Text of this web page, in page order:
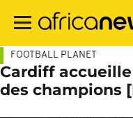
contenu
FOOTBALL PLANET
Cardiff
des champions